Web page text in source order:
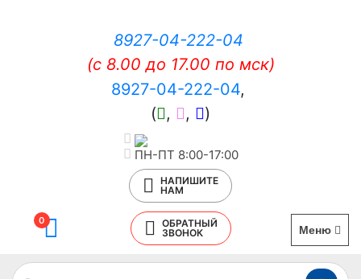
8927-04-222-04
(c 8.00 до 17.00 по мск)
8927-04-222-04,
(
, , )
ПН-ПТ 8:00-17:00
НАПИШИТЕ
НАМ
0
ОБРАТНЫЙ
ЗВОНОК
Меню